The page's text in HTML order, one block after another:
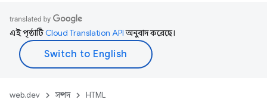
এই পৃষ্ঠাটিCloud Translation APIঅনুবাদ করেছে।
web.dev সম্পদ HTML